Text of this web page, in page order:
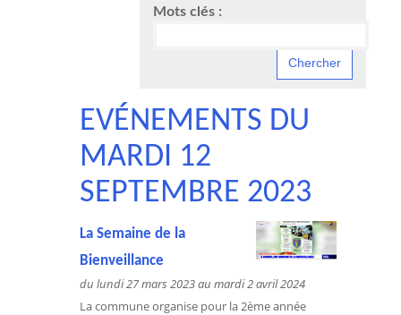
Mots clés :
EVÉNEMENTS DU
MARDI 12
SEPTEMBRE 2023
La Semaine de la
Bienveillance
du lundi 27 mars 2023 au mardi 2 avril 2024
La commune organise pour la 2ème année